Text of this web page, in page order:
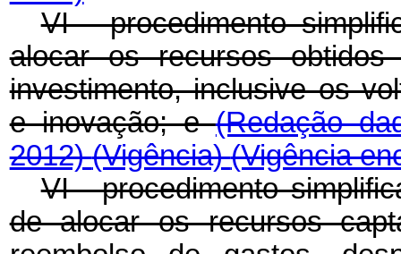
VI - procedimento
alocar os recursos
investimento, inclusive os
e inovação; e(Redação
2012)(Vigência)(Vigência
VI - procedimento
de alocar os recursos